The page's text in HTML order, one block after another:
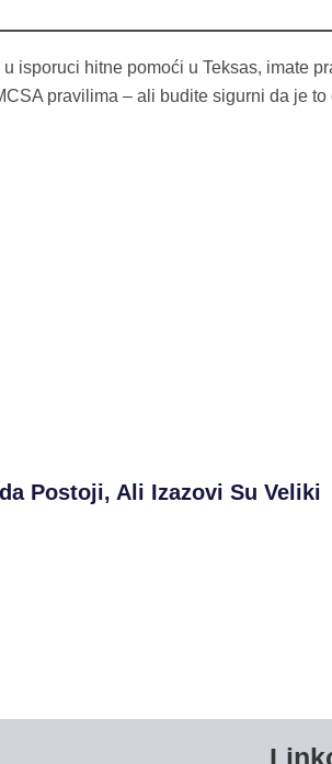
isporuci hitne pomoći u Teksas, imate
pravilima – ali budite sigurni da je
Postoji, Ali Izazovi Su Veliki